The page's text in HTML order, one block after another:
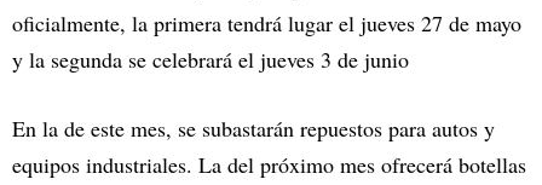
oficialmente, la primera tendrá lugar el jueves 27 de mayo
y la segunda se celebrará el jueves 3 de junio
En la de este mes, se subastarán repuestos para autos y
equipos industriales. La del próximo mes ofrecerá botellas